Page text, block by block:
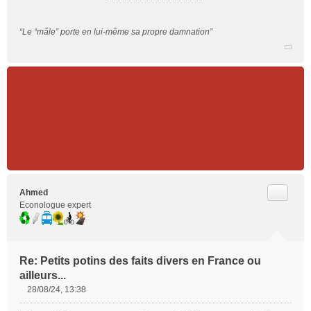
u
“Le “mâle” porte en lui-même sa propre damnation”
Ahmed
Econologue expert
Re: Petits potins des faits divers en France ou
ailleurs...
28/08/24, 13:38